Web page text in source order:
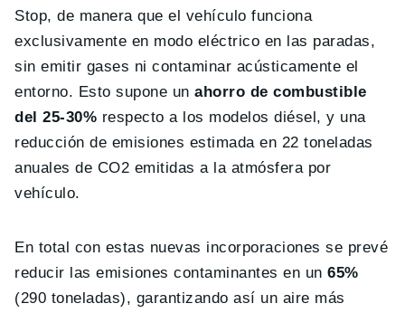
Stop, de manera que el vehículo funciona
exclusivamente en modo eléctrico en las paradas,
sin emitir gases ni contaminar acústicamente el
entorno. Esto supone unahorro de combustible
del 25-30% respecto a los modelos diésel, y una
reducción de emisiones estimada en 22 toneladas
anuales de CO2 emitidas a la atmósfera por
vehículo.
En total con estas nuevas incorporaciones se prevé
reducir las emisiones contaminantes en un65%
(290 toneladas), garantizando así un aire más